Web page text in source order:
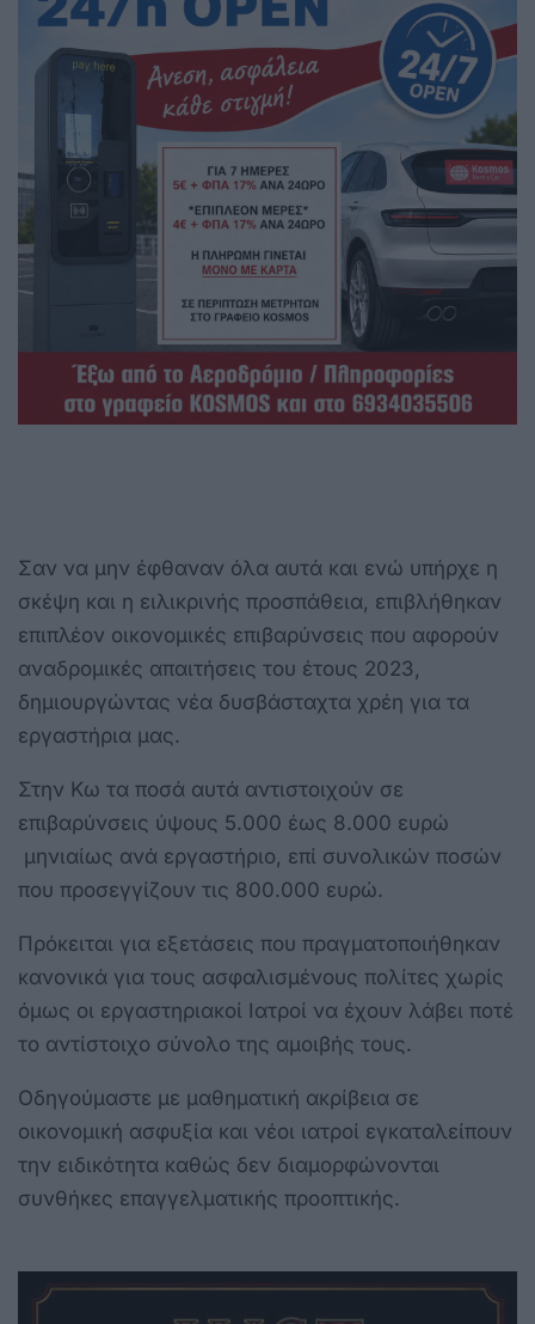
Σαν να μην έφθαναν όλα αυτά και ενώ υπήρχε η
σκέψη και η ειλικρινής προσπάθεια, επιβλήθηκαν
επιπλέον οικονομικές επιβαρύνσεις που αφορούν
αναδρομικές απαιτήσεις του έτους 2023,
δημιουργώντας νέα δυσβάσταχτα χρέη για τα
εργαστήρια μας.
Στην Κω τα ποσά αυτά αντιστοιχούν σε
επιβαρύνσεις ύψους 5.000 έως 8.000 ευρώ
μηνιαίως ανά εργαστήριο, επί συνολικών ποσών
που προσεγγίζουν τις 800.000 ευρώ.
Πρόκειται για εξετάσεις που πραγματοποιήθηκαν
κανονικά για τους ασφαλισμένους πολίτες χωρίς
όμως οι εργαστηριακοί Ιατροί να έχουν λάβει ποτέ
το αντίστοιχο σύνολο της αμοιβής τους.
Οδηγούμαστε με μαθηματική ακρίβεια σε
οικονομική ασφυξία και νέοι ιατροί εγκαταλείπουν
την ειδικότητα καθώς δεν διαμορφώνονται
συνθήκες επαγγελματικής προοπτικής.